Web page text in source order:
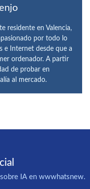
residente en Valencia,
por todo lo
e Internet desde que a
ordenador. A partir
de probar en
al mercado.
IA en wwwhatsnew.